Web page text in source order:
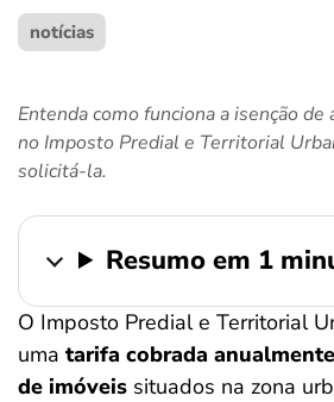
crédito fácil
ferramentas
notícias
Entenda como funciona a isenção
no Imposto Predial e Territorial
solicitá-la.
Resumo em 1
O Imposto Predial e Territorial
uma tarifa cobrada
de imóveis situados na zona